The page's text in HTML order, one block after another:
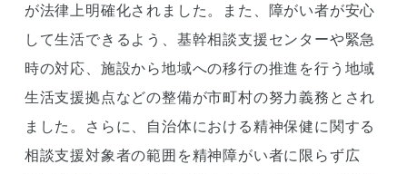
が法律上明確化されました。また、障がい者が安心
して生活できるよう、基幹相談支援センターや緊急
時の対応、施設から地域への移行の推進を行う地域
生活支援拠点などの整備が市町村の努力義務とされ
ました。さらに、自治体における精神保健に関する
相談支援対象者の範囲を精神障がい者に限らず広